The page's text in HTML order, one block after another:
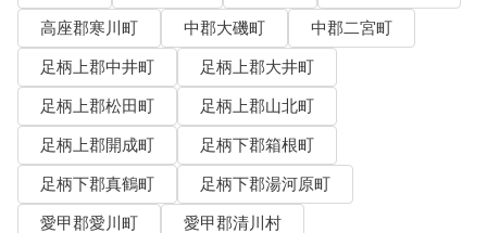
高座郡寒川町
中郡大磯町
中郡二宮町
足柄上郡中井町
足柄上郡大井町
足柄上郡松田町
足柄上郡山北町
足柄上郡開成町
足柄下郡箱根町
足柄下郡真鶴町
足柄下郡湯河原町
愛甲郡愛川町
愛甲郡清川村